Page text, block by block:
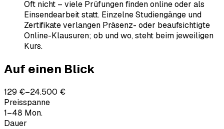
Oft nicht – viele Prüfungen finden online oder als
Einsendearbeit statt. Einzelne Studiengänge und
Zertifikate verlangen Präsenz- oder beaufsichtigte
Online-Klausuren; ob und wo, steht beim jeweiligen
Kurs.
Auf einen Blick
129 €–24.500 €
Preisspanne
1–48 Mon.
Dauer